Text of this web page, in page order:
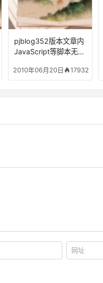
pjblog352版本文章内
JavaScript等脚本无法
法
2010年06月20日 17932